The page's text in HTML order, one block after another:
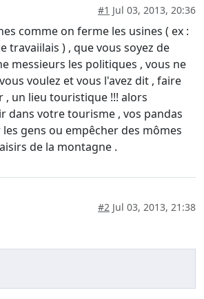
#1 Jul 03, 2013, 20:36
comme on ferme les usines ( ex :
travaiilais ) , que vous soyez de
messieurs les politiques , vous ne
voulez et vous l'avez dit , faire
, un lieu touristique !!! alors
dans votre tourisme , vos pandas
les gens ou empêcher des mômes
de la montagne .
#2 Jul 03, 2013, 21:38